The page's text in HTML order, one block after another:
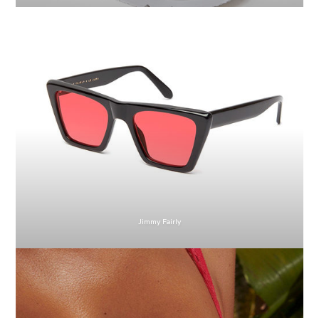
Jimmy Fairly